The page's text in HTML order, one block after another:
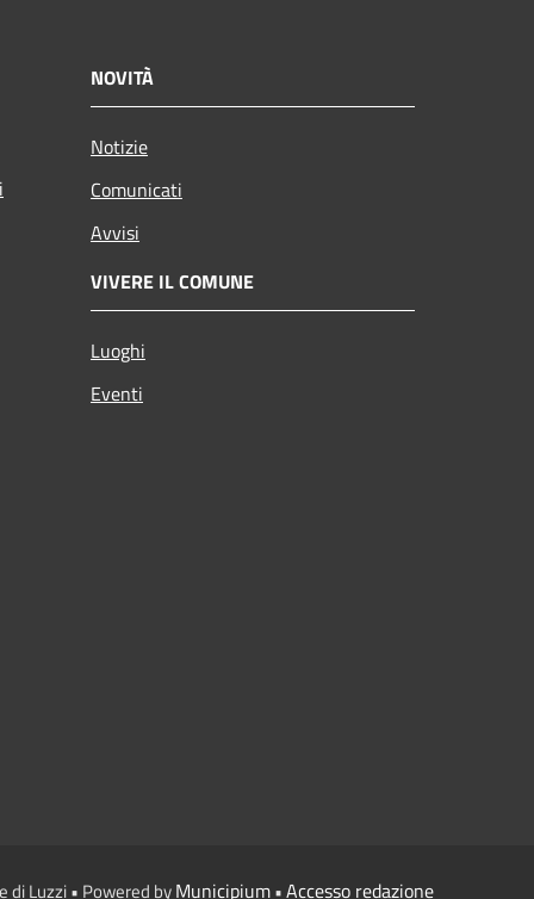
NOVITÀ
Notizie
Comunicati
Avvisi
VIVERE IL COMUNE
Luoghi
Eventi
di Luzzi • Powered byMunicipium•Accesso redazione